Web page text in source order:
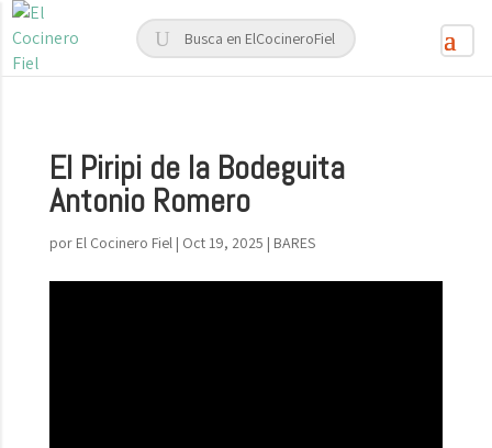
El Piripi de la Bodeguita
Antonio Romero
por El Cocinero Fiel| Oct 19, 2025 | BARES